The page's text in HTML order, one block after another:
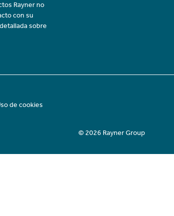
Rayner no
con su
sobre
de cookies
© 2026 Rayner Group